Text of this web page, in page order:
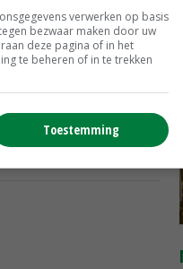
voor Italiaanse boeren
verwerken op basis
bezwaar maken door uw
deze pagina of in het
te beheren of in te trekken
Toestemming